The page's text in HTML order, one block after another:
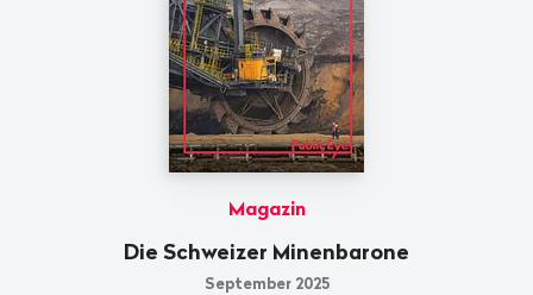
Magazin
Die Schweizer Minenbarone
September 2025